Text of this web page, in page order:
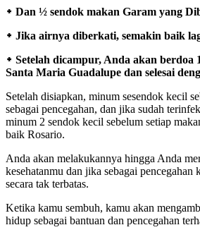
᛭ Dan ½ sendok makan Garam yang
᛭ Jika airnya diberkati, semakin baik
᛭ Setelah dicampur, Anda akan berdoa
Santa Maria Guadalupe dan selesai
Setelah disiapkan, minum sesendok kecil
sebagai pencegahan, dan jika sudah
minum 2 sendok kecil sebelum setiap
baik Rosario.
Anda akan melakukannya hingga Anda
kesehatanmu dan jika sebagai pencegahan
secara tak terbatas.
Ketika kamu sembuh, kamu akan
hidup sebagai bantuan dan pencegahan